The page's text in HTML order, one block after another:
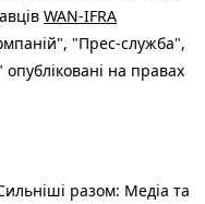
WAN-IFRA
"Прес-служба",
на правах
разом: Медіа та